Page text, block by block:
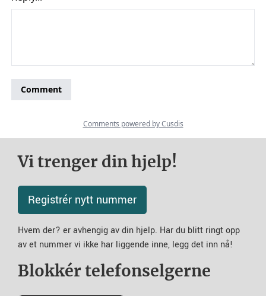
Vi trenger din hjelp!
Registrér nytt nummer
Hvem der? er avhengig av din hjelp. Har du blitt ringt opp
av et nummer vi ikke har liggende inne, legg det inn nå!
Blokkér telefonselgerne